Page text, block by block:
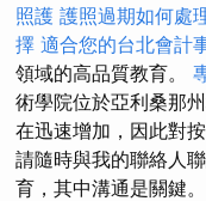
照護 護照過期如何處
擇 適合您的台北會計
領域的高品質教育。
術學院位於亞利桑那
在迅速增加，因此對
請隨時與我的聯絡人聯
育，其中溝通是關鍵。